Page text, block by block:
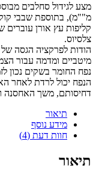
מ""מ), בתוספת שבבי
צלסיוס.
הודות לפרקציה הגסה
מיטביים ומדמה עבור
נפח החומר בשקים נכון
דחיסותם, משך האחסנה
תיאור
מידע נוסף
חוות דעת (4)
תיאור